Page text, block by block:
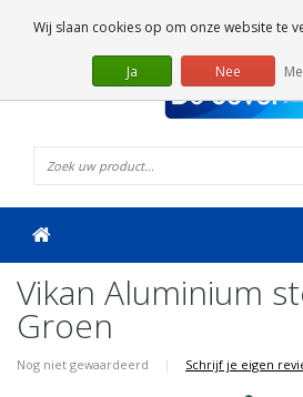
Vikan Aluminium
Groen
Nog niet gewaardeerd | Schrijf je eigen
Wij slaan cookies op om onze website te
Ja Nee